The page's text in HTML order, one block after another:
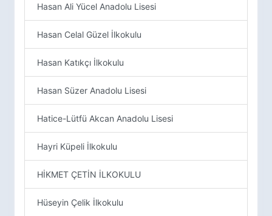
Hasan Ali Yücel Anadolu Lisesi
Hasan Celal Güzel İlkokulu
Hasan Katıkçı İlkokulu
Hasan Süzer Anadolu Lisesi
Hatice-Lütfü Akcan Anadolu Lisesi
Hayri Küpeli İlkokulu
HİKMET ÇETİN İLKOKULU
Hüseyin Çelik İlkokulu